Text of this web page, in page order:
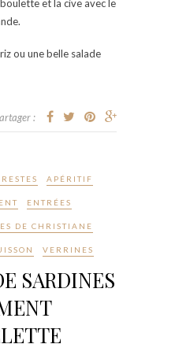
et la cive avec le
ou une belle salade
:
APÉRITIF
ENTRÉES
DE CHRISTIANE
VERRINES
SARDINES